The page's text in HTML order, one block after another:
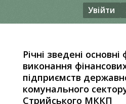
Увійти
Річні зведені
виконання
підприємств
комунального
Стрийського МККП